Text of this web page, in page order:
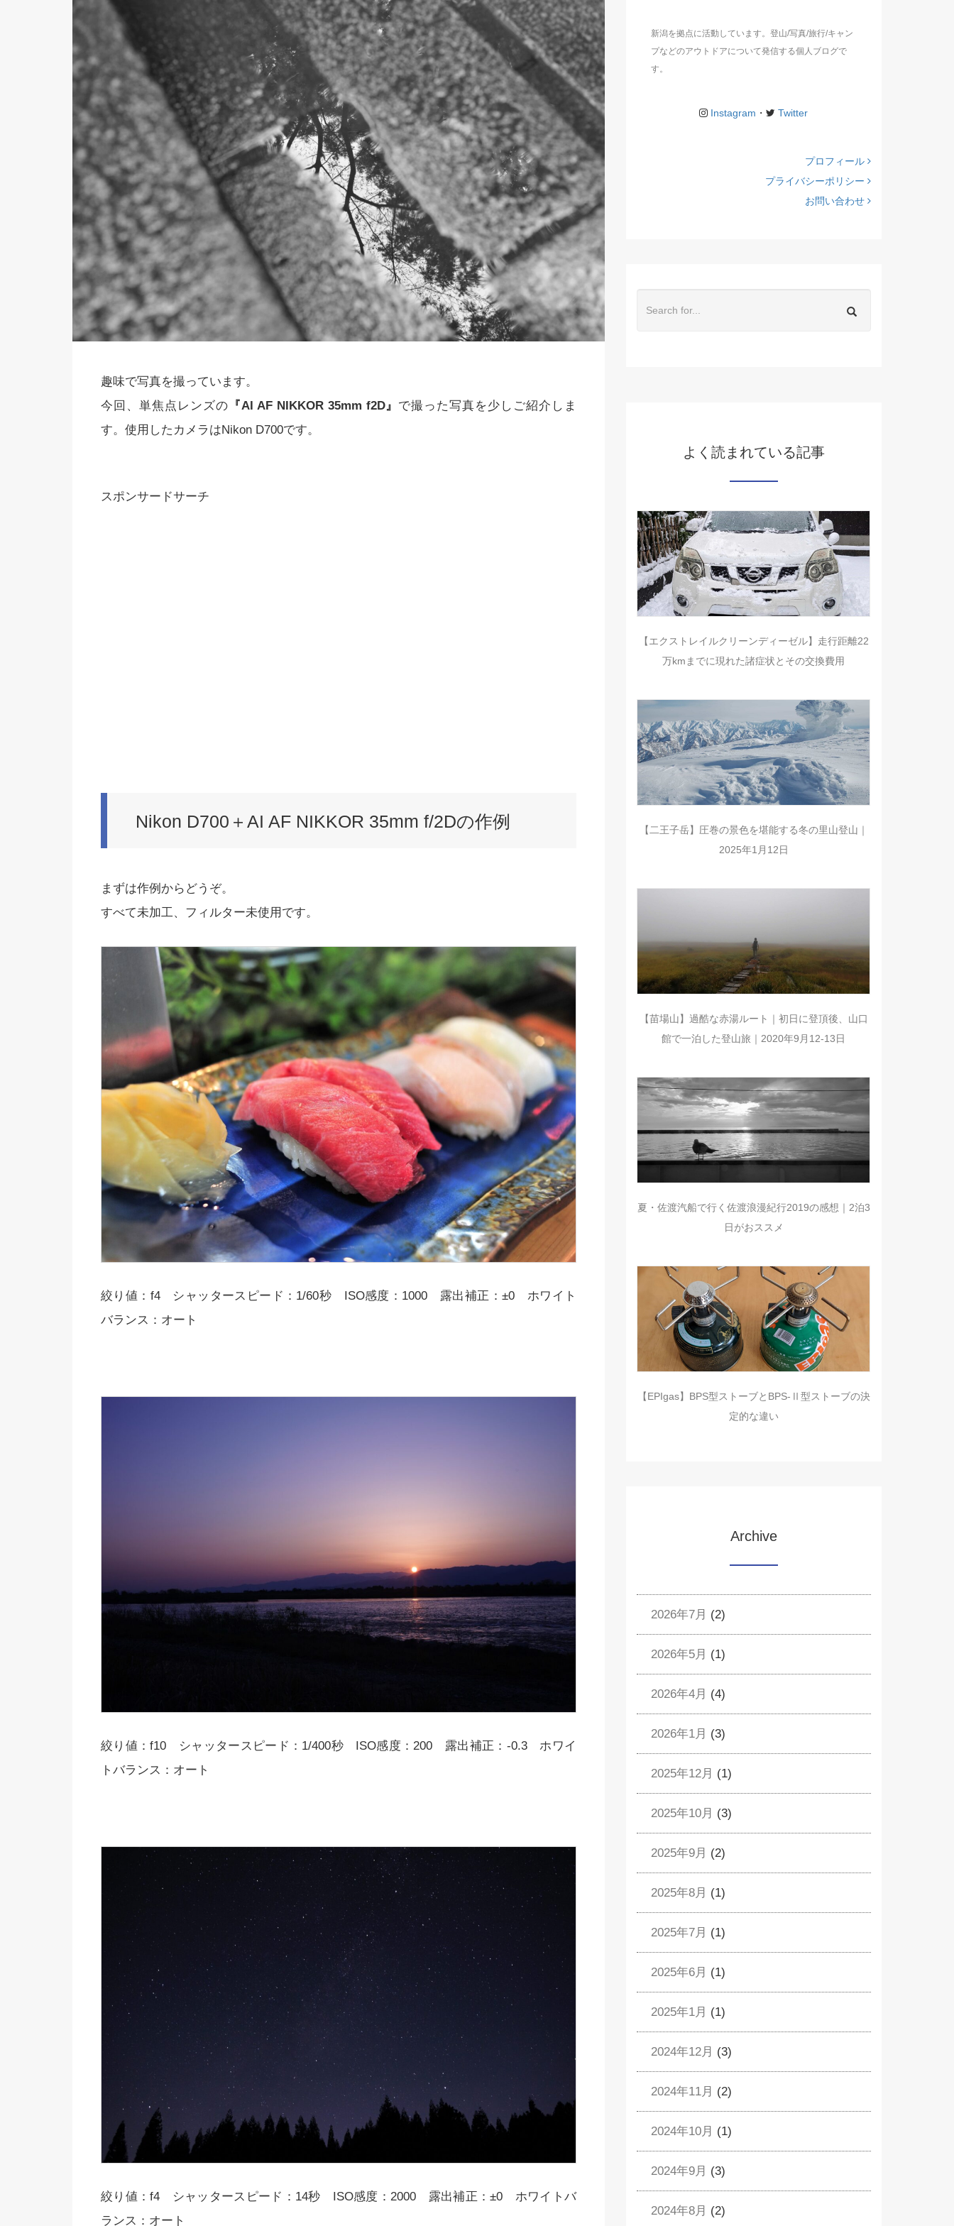
趣味で写真を撮っています。
今回、単焦点レンズの 『AI AF NIKKOR 35mm f2D』 で撮った写真を少しご紹介しま
す。使用したカメラはNikon D700です。
スポンサードサーチ
Nikon D700＋AI AF NIKKOR 35mm f/2Dの作例
まずは作例からどうぞ。
すべて未加工、フィルター未使用です。
絞り値：f4 シャッタースピード：1/60秒 ISO感度：1000 露出補正：±0 ホワイト
バランス：オート
絞り値：f10 シャッタースピード：1/400秒 ISO感度：200 露出補正：-0.3 ホワイ
トバランス：オート
絞り値：f4 シャッタースピード：14秒 ISO感度：2000 露出補正：±0 ホワイトバ
ランス：オート
新潟を拠点に活動しています。登山/写真/旅行/キャン
プなどのアウトドアについて発信する個人ブログで
す。
Instagram ・ Twitter
プロフィール
プライバシーポリシー
お問い合わせ
よく読まれている記事
【エクストレイルクリーンディーゼル】走行距離22
万kmまでに現れた諸症状とその交換費用
【二王子岳】圧巻の景色を堪能する冬の里山登山｜
2025年1月12日
【苗場山】過酷な赤湯ルート｜初日に登頂後、山口
館で一泊した登山旅｜2020年9月12-13日
夏・佐渡汽船で行く佐渡浪漫紀行2019の感想｜2泊3
日がおススメ
【EPIgas】BPS型ストーブとBPS-Ⅱ型ストーブの決
定的な違い
Archive
2026年7月 (2)
2026年5月 (1)
2026年4月 (4)
2026年1月 (3)
2025年12月 (1)
2025年10月 (3)
2025年9月 (2)
2025年8月 (1)
2025年7月 (1)
2025年6月 (1)
2025年1月 (1)
2024年12月 (3)
2024年11月 (2)
2024年10月 (1)
2024年9月 (3)
2024年8月 (2)